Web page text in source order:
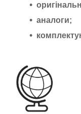
аналоги;